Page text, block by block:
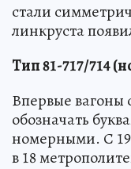
стали
линкруста
Тип 81-717/714
Впервые вагоны
обозначать
номерными. С
в 18